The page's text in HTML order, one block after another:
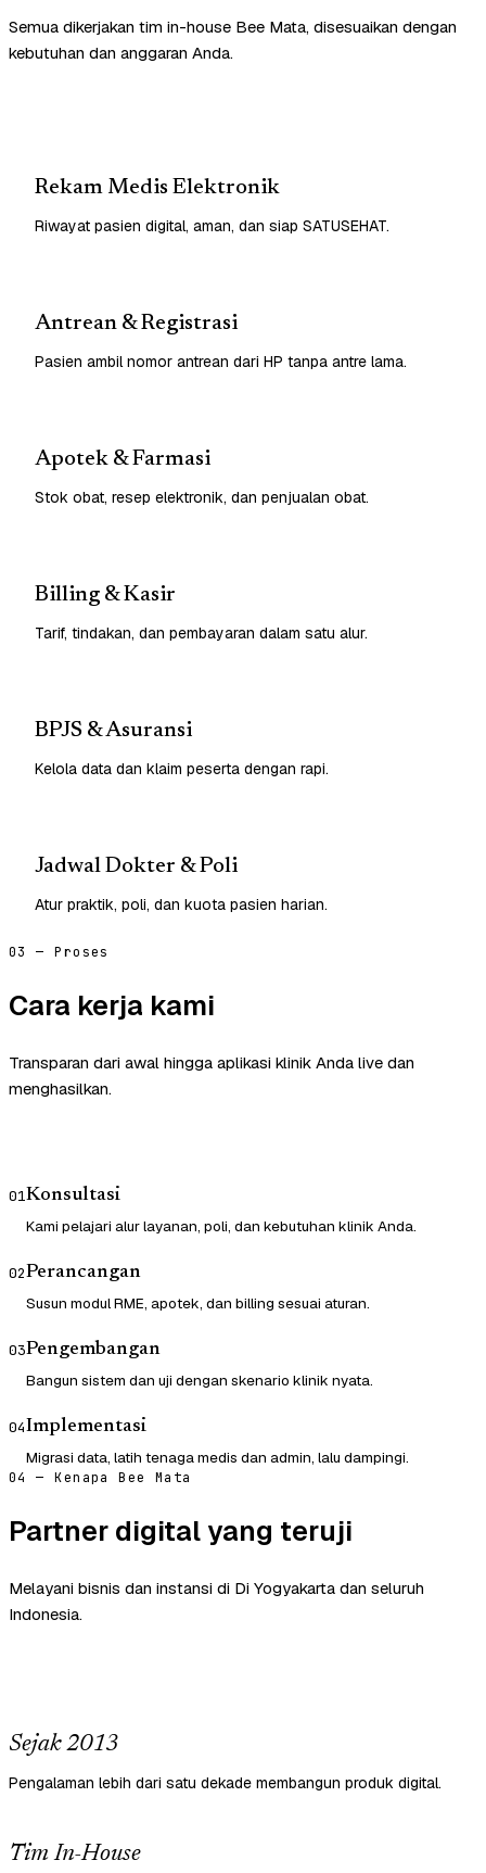
Semua dikerjakan tim in-house Bee Mata, disesuaikan dengan
kebutuhan dan anggaran Anda.
Rekam Medis Elektronik
Riwayat pasien digital, aman, dan siap SATUSEHAT.
Antrean & Registrasi
Pasien ambil nomor antrean dari HP tanpa antre lama.
Apotek & Farmasi
Stok obat, resep elektronik, dan penjualan obat.
Billing & Kasir
Tarif, tindakan, dan pembayaran dalam satu alur.
BPJS & Asuransi
Kelola data dan klaim peserta dengan rapi.
Jadwal Dokter & Poli
Atur praktik, poli, dan kuota pasien harian.
03 — Proses
Cara kerja kami
Transparan dari awal hingga aplikasi klinik Anda live dan
menghasilkan.
01Konsultasi
Kami pelajari alur layanan, poli, dan kebutuhan klinik Anda.
02Perancangan
Susun modul RME, apotek, dan billing sesuai aturan.
03Pengembangan
Bangun sistem dan uji dengan skenario klinik nyata.
04Implementasi
Migrasi data, latih tenaga medis dan admin, lalu dampingi.
04 — Kenapa Bee Mata
Partner digital yang teruji
Melayani bisnis dan instansi di Di Yogyakarta dan seluruh
Indonesia.
Sejak 2013
Pengalaman lebih dari satu dekade membangun produk digital.
Tim In-House